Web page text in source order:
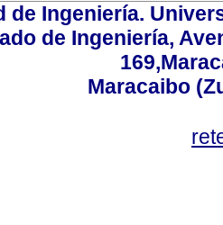
de Ingeniería.
de Ingeniería,
Maracaibo